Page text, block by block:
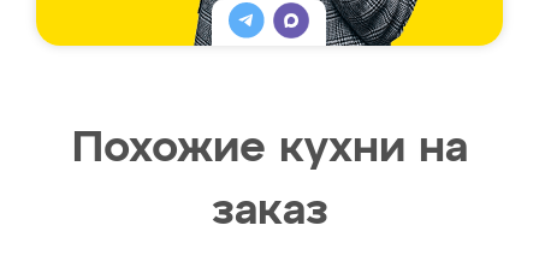
Похожие кухни на
заказ